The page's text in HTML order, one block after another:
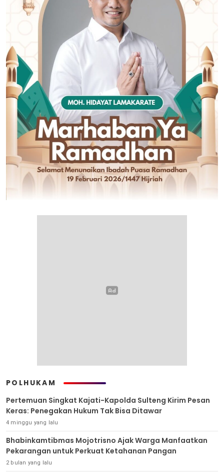
POLHUKAM
Pertemuan Singkat Kajati-Kapolda Sulteng Kirim Pesan
Keras: Penegakan Hukum Tak Bisa Ditawar
4 minggu yang lalu
Bhabinkamtibmas Mojotrisno Ajak Warga Manfaatkan
Pekarangan untuk Perkuat Ketahanan Pangan
2 bulan yang lalu